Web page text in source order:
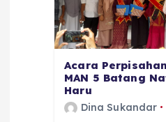
Acara
MAN 5 Batang
Haru
Dina Sukandar